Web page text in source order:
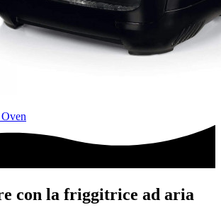
con la friggitrice ad aria